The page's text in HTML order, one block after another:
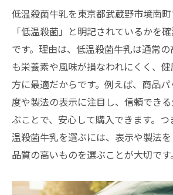
低温殺菌牛乳を東京都武蔵野市境南
「低温殺菌」と明記されているかを
です。理由は、低温殺菌牛乳は通常
も栄養素や風味が損なわれにくく、
方に最適だからです。例えば、商品
度や製法の表示に注目し、信頼でき
ぶことで、安心して購入できます。
温殺菌牛乳を選ぶには、表示や製法を
品質の高いものを選ぶことが大切です。